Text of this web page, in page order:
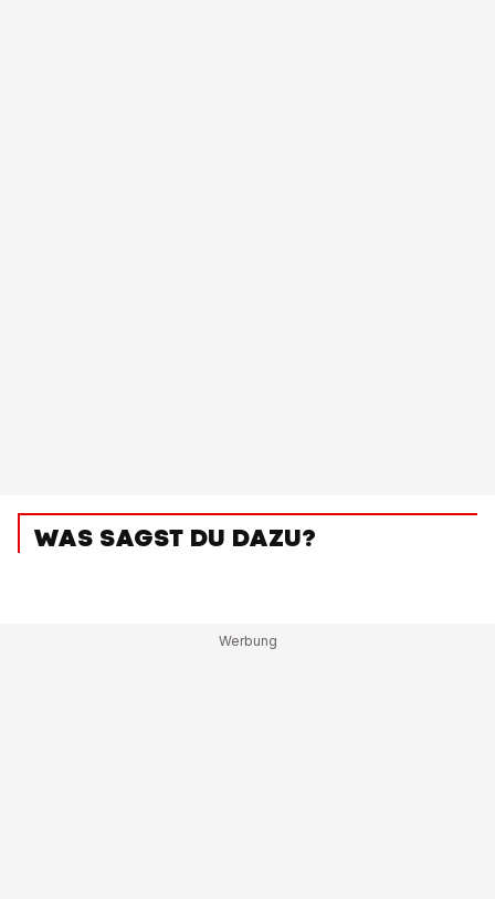
WAS SAGST DU DAZU?